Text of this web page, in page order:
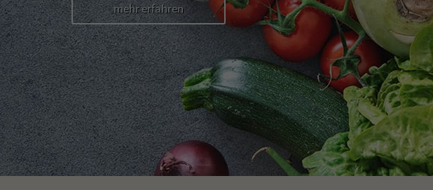
mehr erfahren